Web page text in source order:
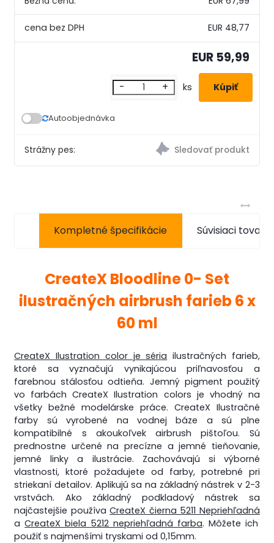
EUR 48,77
EUR 59,99
Strážny pes:
- + ks
Autoobjednávka
Kompletné špecifikácie Súvisiaci tovar
CreateX Bloodline 0- Set
ilustračných airbrush farieb 6 x
60 ml
CreateX Ilustration color je séria ilustračných farieb,
ktoré sa vyznačujú vynikajúcou priľnavosťou a
farebnou stálosťou odtieňa. Jemný pigment použitý
vo farbách CreateX Ilustration colors je vhodný na
všetky bežné modelárske práce. CreateX Ilustračné
farby sú vyrobené na vodnej báze a sú plne
kompatibilné s akoukoľvek airbrush pištoľou. Sú
prednostne určené na precízne a jemné tieňovanie,
jemné linky a ilustrácie. Zachovávajú si výborné
vlastnosti, ktoré požadujete od farby, potrebné pri
striekaní detailov. Aplikujú sa na základný nástrek v 2-3
vrstvách. Ako základný podkladový nástrek sa
najčastejšie používaCreateX čierna 5211 Nepriehľadná
aCreateX biela 5212 nepriehľadná farba. Môžete ich
použiť s najmenšími tryskami od 0,15mm.